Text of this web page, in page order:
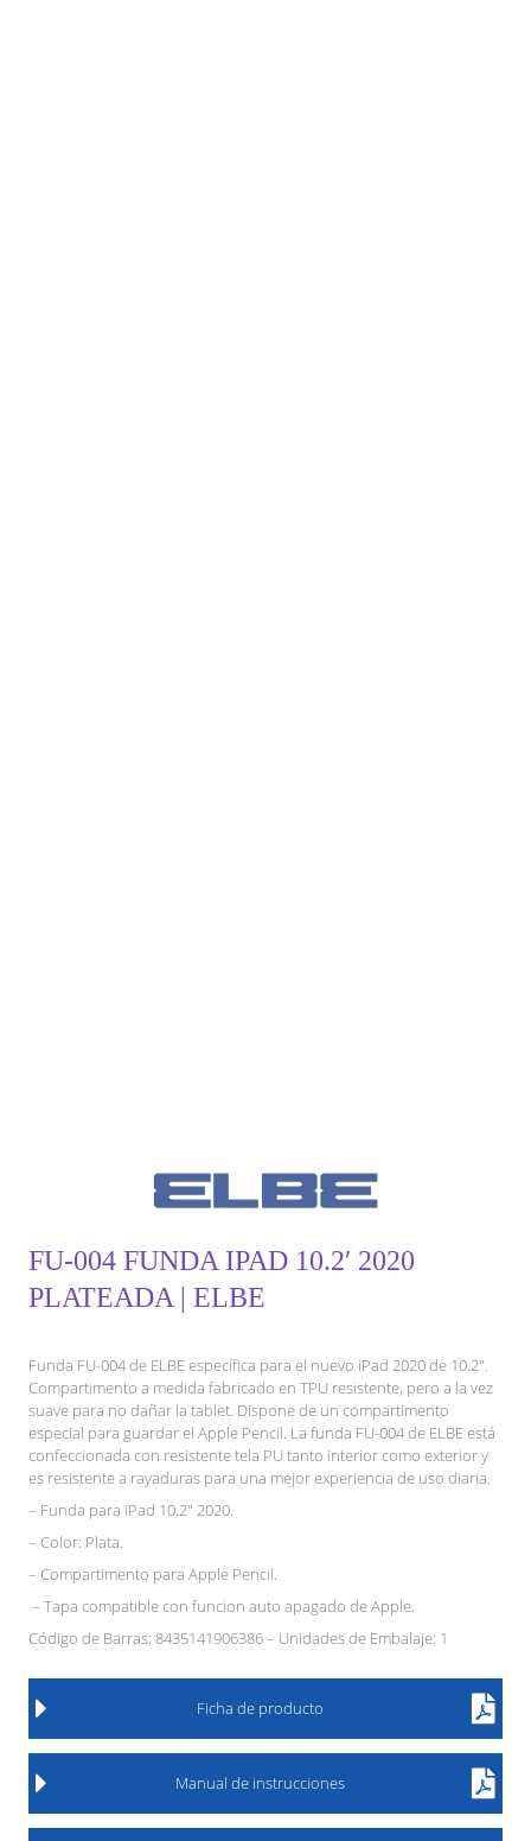
FU-004 FUNDA IPAD 10.2′ 2020
PLATEADA | ELBE
Funda FU-004 de ELBE específica para el nuevo iPad 2020 de 10.2″.
Compartimento a medida fabricado en TPU resistente, pero a la vez
suave para no dañar la tablet. Dispone de un compartimento
especial para guardar el Apple Pencil. La funda FU-004 de ELBE está
confeccionada con resistente tela PU tanto interior como exterior y
es resistente a rayaduras para una mejor experiencia de uso diaria.
– Funda para iPad 10.2″ 2020.
– Color: Plata.
– Compartimento para Apple Pencil.
– Tapa compatible con funcion auto apagado de Apple.
Código de Barras: 8435141906386 – Unidades de Embalaje: 1
Ficha de producto
Manual de instrucciones